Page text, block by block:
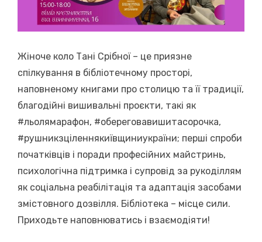
Жіноче коло Тані Срібної – це приязне
спілкування в бібліотечному просторі,
наповненому книгами про столицю та її традиції,
благодійні вишивальні проєкти, такі як
#льолямарафон, #обереговавишитасорочка,
#рушникзціленнякиївщиниукраїни; перші спроби
початківців і поради професійних майстринь,
психологічна підтримка і супровід за рукоділлям
як соціальна реабілітація та адаптація засобами
змістовного дозвілля. Бібліотека – місце сили.
Приходьте наповнюватись і взаємодіяти!